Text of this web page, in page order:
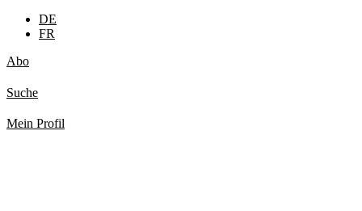
DE
FR
Abo
Suche
Mein Profil